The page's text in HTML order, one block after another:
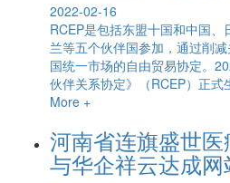
2022-02-16
RCEP是包括东盟十国和中国
兰等五个伙伴国参加，通过削
国统一市场的自由贸易协定。
伙伴关系协定》（RCEP）正式
More +
河南省连旗盛世
与华企祥云达成